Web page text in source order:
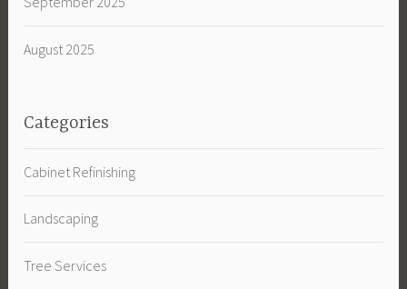
August 2025
Categories
Cabinet Refinishing
Landscaping
Tree Services